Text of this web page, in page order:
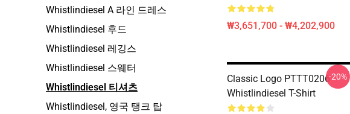
Whistlindiesel A 라인 드레스
Whistlindiesel 후드
Whistlindiesel 레깅스
Whistlindiesel 스웨터
Whistlindiesel 티셔츠
Whistlindiesel, 영국 탱크 탑
₩3,651,700 - ₩4,202,900
Classic Logo PTTT0206
Whistlindiesel T-Shirt
-20%